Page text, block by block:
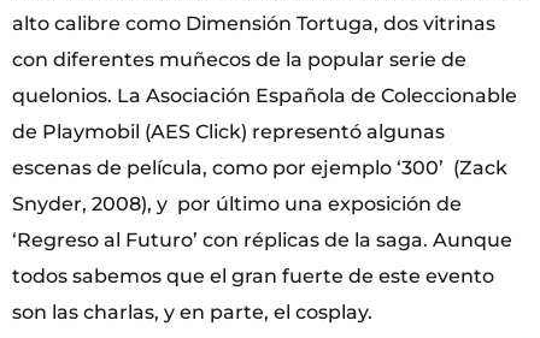
alto calibre como Dimensión Tortuga, dos vitrinas
con diferentes muñecos de la popular serie de
quelonios. La Asociación Española de Coleccionable
de Playmobil (AES Click) representó algunas
escenas de película, como por ejemplo ‘300’ (Zack
Snyder, 2008), y por último una exposición de
‘Regreso al Futuro’ con réplicas de la saga. Aunque
todos sabemos que el gran fuerte de este evento
son las charlas, y en parte, el cosplay.